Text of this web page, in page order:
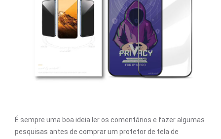
É sempre uma boa ideia ler os comentários e fazer algumas
pesquisas antes de comprar um protetor de tela de